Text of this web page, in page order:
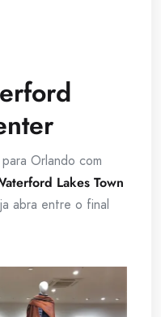
Orlando com
Lakes Town
abra entre o final